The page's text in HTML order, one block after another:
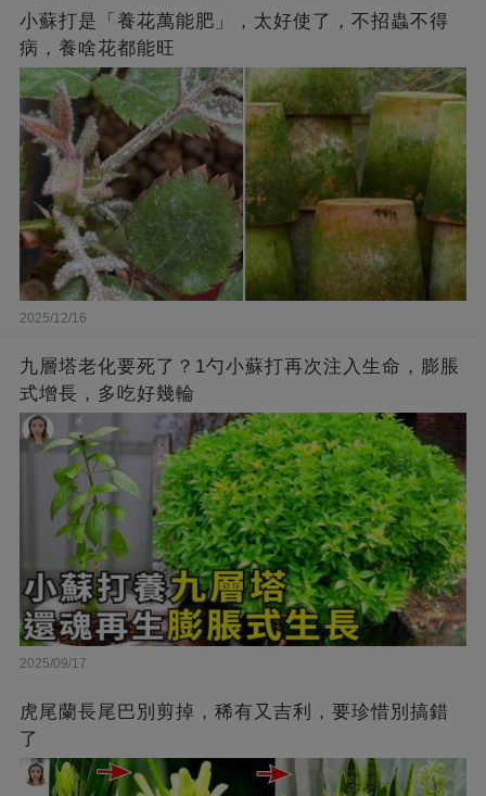
小蘇打是「養花萬能肥」，太好使了，不招蟲不得
病，養啥花都能旺
2025/12/16
九層塔老化要死了？1勺小蘇打再次注入生命，膨脹
式增長，多吃好幾輪
2025/09/17
虎尾蘭長尾巴別剪掉，稀有又吉利，要珍惜別搞錯
了